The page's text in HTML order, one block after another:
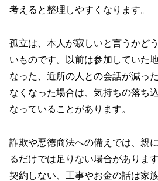
考えると整理しやすくなります。
孤立は、本人が寂しいと言うかど
いものです。以前は参加していた
なった、近所の人との会話が減っ
なくなった場合は、気持ちの落ち
なっていることがあります。
詐欺や悪徳商法への備えでは、親
るだけでは足りない場合がありま
契約しない、工事やお金の話は家